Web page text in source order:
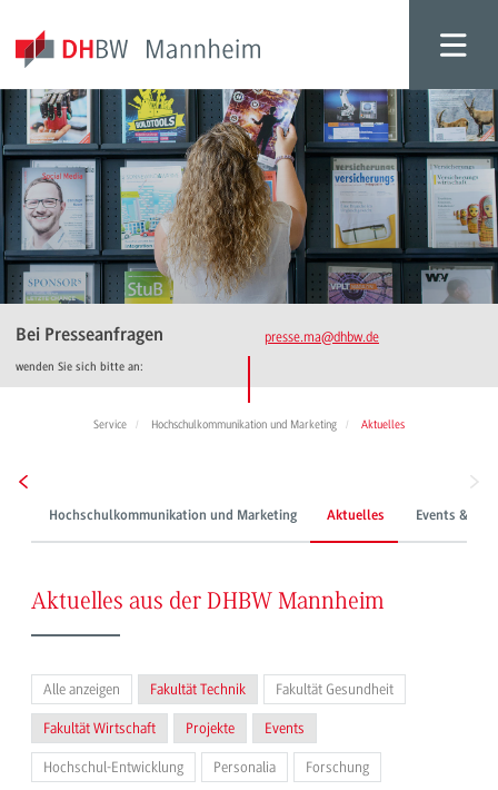
Bei Presseanfragen
wenden Sie sich bitte an:
presse.ma@dhbw.de
Service Hochschulkommunikation und Marketing Aktuelles
Hochschulkommunikation und Marketing Aktuelles Events &
Aktuelles aus der DHBW Mannheim
Alle anzeigen Fakultät Technik Fakultät Gesundheit
Fakultät Wirtschaft Projekte Events
Hochschul-Entwicklung Personalia Forschung